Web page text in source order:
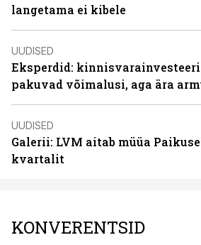
langetama ei kibele
UUDISED
Eksperdid:
pakuvad võimalusi, aga ära
UUDISED
Galerii: LVM aitab müüa
kvartalit
KONVERENTSID